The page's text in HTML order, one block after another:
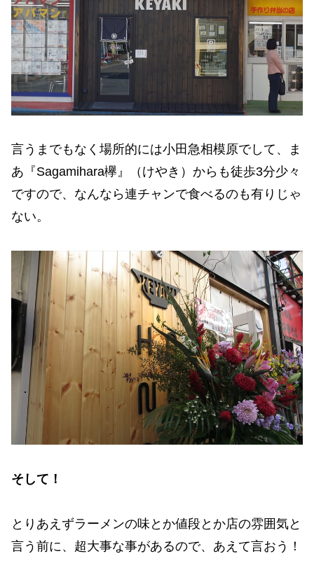
言うまでもなく場所的には小田急相模原でして、ま
あ『Sagamihara欅』（けやき）からも徒歩3分少々
ですので、なんなら連チャンで食べるのも有りじゃ
ない。
そして！
とりあえずラーメンの味とか値段とか店の雰囲気と
言う前に、超大事な事があるので、あえて言おう！